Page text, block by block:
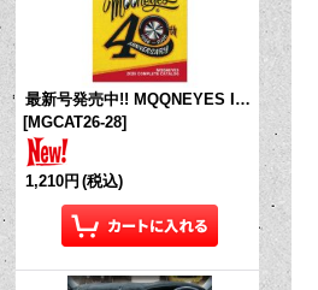
最新号発売中!! MQQNEYES International Magazine No.28 2026
[MGCAT26-28]
1,210円 (税込)